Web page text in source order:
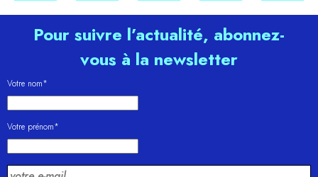
Pour suivre l’actualité, abonnez-
vous à la newsletter
Votre nom*
Votre prénom*